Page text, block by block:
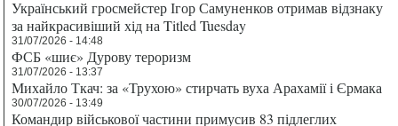
Український гросмейстер Ігор Самуненков отримав відзнаку
за найкрасивіший хід на Titled Tuesday
31/07/2026 - 14:48
ФСБ «шиє» Дурову тероризм
31/07/2026 - 13:37
Михайло Ткач: за «Трухою» стирчать вуха Арахамії і Єрмака
30/07/2026 - 13:49
Командир військової частини примусив 83 підлеглих